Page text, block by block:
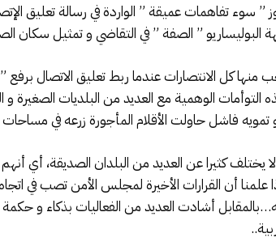
تفاهمات عميقة ” الواردة في رسالة تعليق
” الصفة ” في التقاضي و تمثيل سكان
كل الانتصارات عندما ربط تعليق الاتصال برفع
الوهمية مع العديد من البلديات الصغيرة و
فاشل حاولت الأقلام المأجورة زرعه في
يختلف كثيرا عن العديد من البلدان الصديقة، أي
أن القرارات الأخيرة لمجلس الأمن تصب في اتجاه
أشادت العديد من الفعاليات بذكاء و حكمة